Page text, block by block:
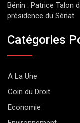
Bénin : Patrice Talon
présidence du Sénat
Catégories
A La Une
Coin du Droit
Economie